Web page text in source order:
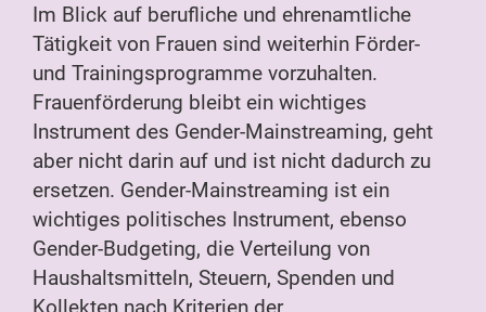
Im Blick auf berufliche und ehrenamtliche
Tätigkeit von Frauen sind weiterhin Förder-
und Trainingsprogramme vorzuhalten.
Frauenförderung bleibt ein wichtiges
Instrument des Gender-Mainstreaming, geht
aber nicht darin auf und ist nicht dadurch zu
ersetzen. Gender-Mainstreaming ist ein
wichtiges politisches Instrument, ebenso
Gender-Budgeting, die Verteilung von
Haushaltsmitteln, Steuern, Spenden und